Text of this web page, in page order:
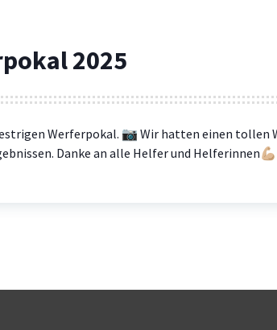
2025
Werferpokal. 📷 Wir hatten einen tollen
Danke an alle Helfer und